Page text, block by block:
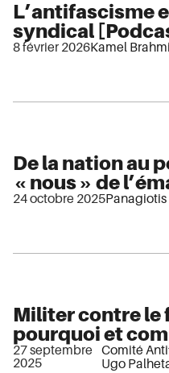
L’antifascisme
syndical
8 février 2026Kamel Brahmi
De la nation au
« nous » de
24 octobre 2025Panagiotis
Militer contre le
pourquoi et
27 septembre
2025
Comité
Ugo